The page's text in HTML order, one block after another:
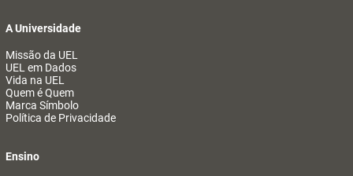
A Universidade
Missão da UEL
UEL em Dados
Vida na UEL
Quem é Quem
Marca Símbolo
Política de Privacidade
Ensino